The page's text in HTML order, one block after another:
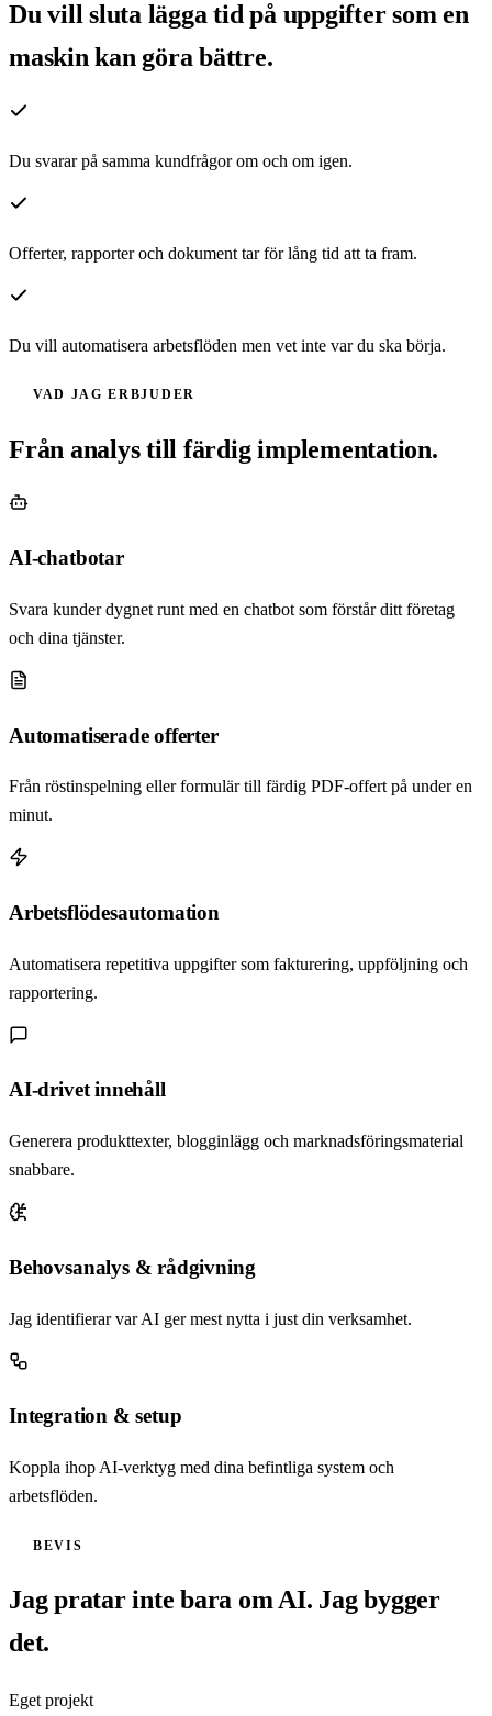
Du vill sluta lägga tid på uppgifter som en
maskin kan göra bättre.
Du svarar på samma kundfrågor om och om igen.
Offerter, rapporter och dokument tar för lång tid att ta fram.
Du vill automatisera arbetsflöden men vet inte var du ska börja.
VAD JAG ERBJUDER
Från analys till färdig implementation.
AI-chatbotar
Svara kunder dygnet runt med en chatbot som förstår ditt företag
och dina tjänster.
Automatiserade offerter
Från röstinspelning eller formulär till färdig PDF-offert på under en
minut.
Arbetsflödesautomation
Automatisera repetitiva uppgifter som fakturering, uppföljning och
rapportering.
AI-drivet innehåll
Generera produkttexter, blogginlägg och marknadsföringsmaterial
snabbare.
Behovsanalys & rådgivning
Jag identifierar var AI ger mest nytta i just din verksamhet.
Integration & setup
Koppla ihop AI-verktyg med dina befintliga system och
arbetsflöden.
BEVIS
Jag pratar inte bara om AI. Jag bygger
det.
Eget projekt